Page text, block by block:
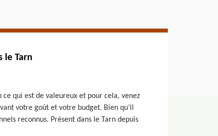
le Tarn
ce qui est de valeureux et pour cela, venez
votre goût et votre budget. Bien qu’il
reconnus. Présent dans le Tarn depuis